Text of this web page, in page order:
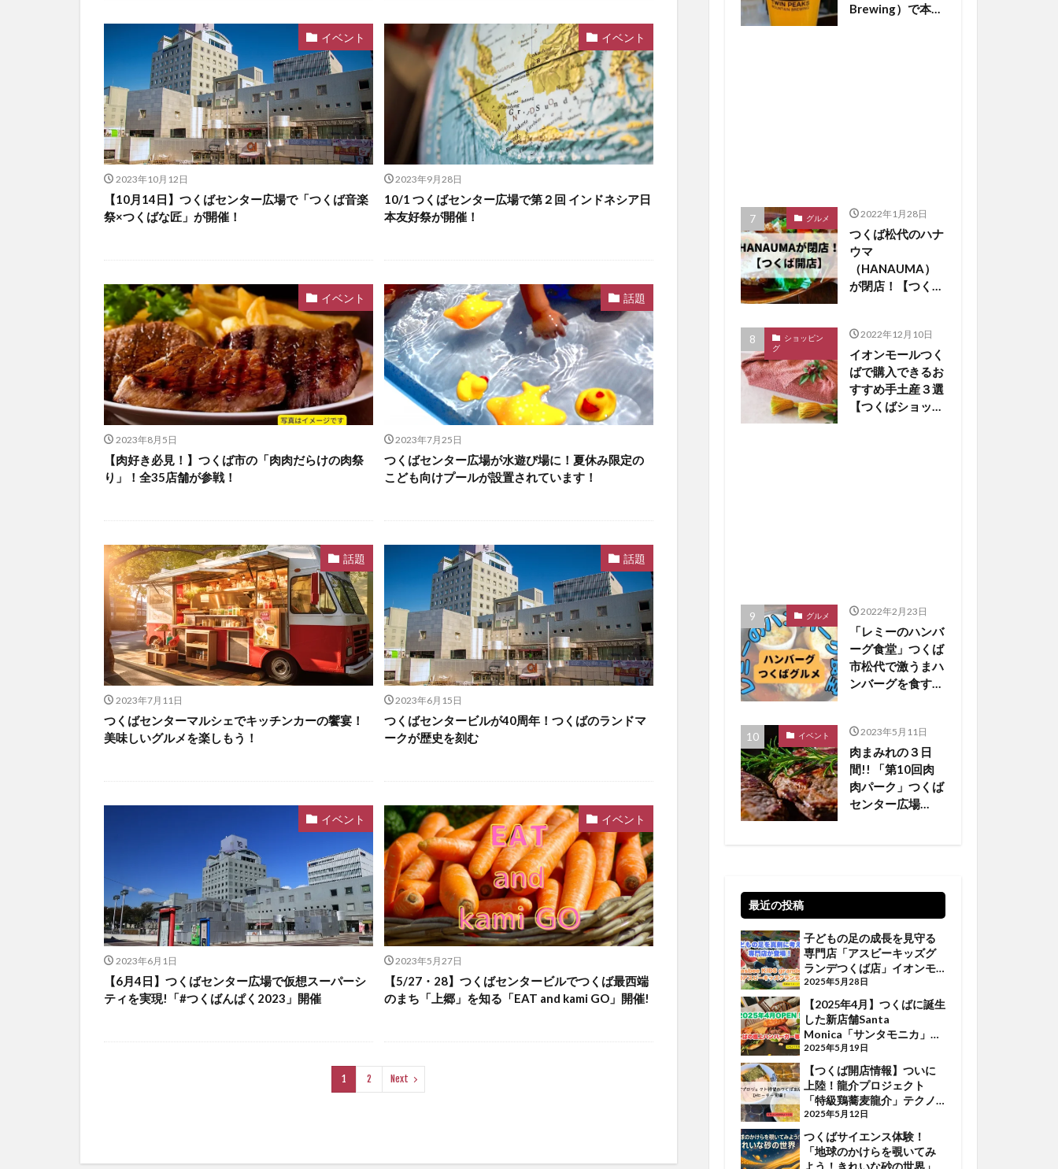
イベント
2023年10月12日
【10月14日】つくばセンター広場で「つくば音楽
祭×つくばな匠」が開催！
イベント
2023年9月28日
10/1 つくばセンター広場で第２回 インドネシア日
本友好祭が開催！
イベント
2023年8月5日
【肉好き必見！】つくば市の「肉肉だらけの肉祭
り」！全35店舗が参戦！
話題
2023年7月25日
つくばセンター広場が水遊び場に！夏休み限定の
こども向けプールが設置されています！
話題
2023年7月11日
つくばセンターマルシェでキッチンカーの饗宴！
美味しいグルメを楽しもう！
話題
2023年6月15日
つくばセンタービルが40周年！つくばのランドマ
ークが歴史を刻む
イベント
2023年6月1日
【6月4日】つくばセンター広場で仮想スーパーシ
ティを実現!「#つくばんぱく2023」開催
イベント
2023年5月27日
【5/27・28】つくばセンタービルでつくば最西端
のまち「上郷」を知る「EAT and kami GO」開催!
1 2 Next
Brewing）で本場
グルメ 2022年1月28日
つくば松代のハナ
ウマ
（HANAUMA）
が閉店！【つくば
ショッピン
グ
2022年12月10日
イオンモールつく
ばで購入できるお
すすめ手土産３選
【つくばショッピ
グルメ 2022年2月23日
「レミーのハンバ
ーグ食堂」つくば
市松代で激うまハ
ンバーグを食す
イベント 2023年5月11日
肉まみれの３日
間!! 「第10回肉
肉パーク」つくば
センター広場
最近の投稿
子どもの足の成長を見守る
専門店「アスビーキッズグ
ランデつくば店」イオンモ
ールつくばに登場
2025年5月28日
【2025年4月】つくばに誕生
した新店舗Santa
Monica「サンタモニカ」で
ジューシーなバーガーを堪
能しよう
2025年5月19日
【つくば開店情報】ついに
上陸！龍介プロジェクト
「特級鶏蕎麦龍介」テクノ
パーク桜に誕生
2025年5月12日
つくばサイエンス体験！
「地球のかけらを覗いてみ
よう！きれいな砂の世界」